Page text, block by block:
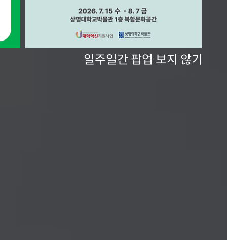
일주일간 팝업 보지 않기